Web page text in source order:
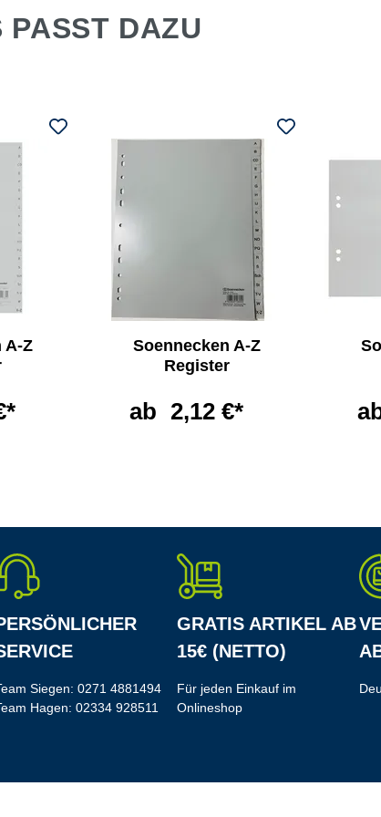
DAZU
A-Z
Soennecken A-Z
Register
ab 2,12 €*
Siegen: 0271 4881494
Hagen: 02334 928511
GRATIS ARTIKEL AB
15€ (NETTO)
Für jeden Einkauf im
Onlineshop